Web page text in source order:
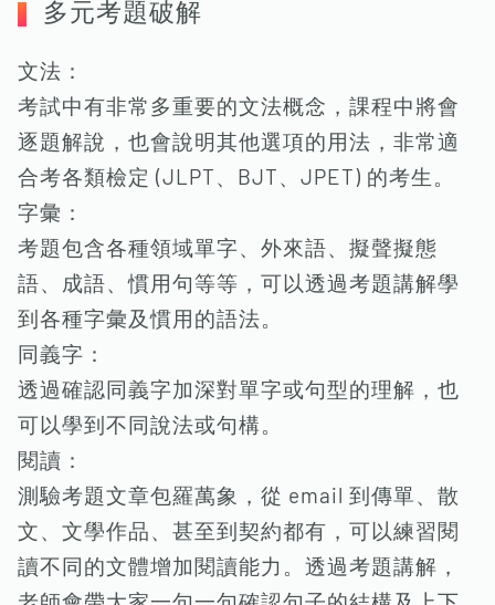
多元考題破解
文法：
考試中有非常多重要的文法概念，課程中將會
逐題解說，也會說明其他選項的用法，非常適
合考各類檢定 (JLPT、BJT、JPET) 的考生。
字彙：
考題包含各種領域單字、外來語、擬聲擬態
語、成語、慣用句等等，可以透過考題講解學
到各種字彙及慣用的語法。
同義字：
透過確認同義字加深對單字或句型的理解，也
可以學到不同說法或句構。
閱讀：
測驗考題文章包羅萬象，從 email 到傳單、散
文、文學作品、甚至到契約都有，可以練習閱
讀不同的文體增加閱讀能力。透過考題講解，